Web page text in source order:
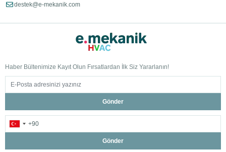
destek@e-mekanik.com
Haber Bültenimize Kayıt Olun Fırsatlardan İlk Siz Yararlanın!
Gönder
Gönder